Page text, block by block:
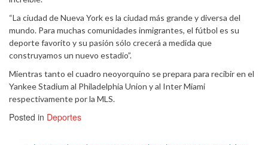
“La ciudad de Nueva York es la ciudad más grande y diversa del
mundo. Para muchas comunidades inmigrantes, el fútbol es su
deporte favorito y su pasión sólo crecerá a medida que
construyamos un nuevo estadio”.
Mientras tanto el cuadro neoyorquino se prepara para recibir en el
Yankee Stadium al Philadelphia Union y al Inter Miami
respectivamente por la MLS.
Posted in Deportes